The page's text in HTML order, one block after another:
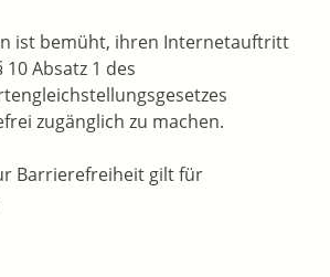
ist bemüht, ihren Internetauftritt
Absatz 1 des
zugänglich zu machen.
Barrierefreiheit gilt für